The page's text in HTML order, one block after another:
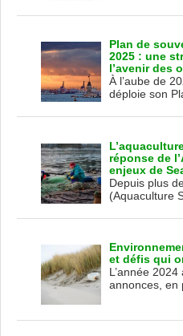
Plan de
2025 : une
l’avenir des
À l’aube de
déploie son
réponse de
enjeux de
Depuis plus
(Aquaculture
et défis qui
L’année
annonces, en